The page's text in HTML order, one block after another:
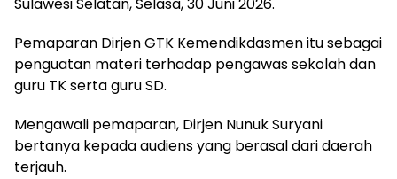
Sulawesi Selatan, Selasa, 30 Juni 2026.
Pemaparan Dirjen GTK Kemendikdasmen itu sebagai
penguatan materi terhadap pengawas sekolah dan
guru TK serta guru SD.
Mengawali pemaparan, Dirjen Nunuk Suryani
bertanya kepada audiens yang berasal dari daerah
terjauh.